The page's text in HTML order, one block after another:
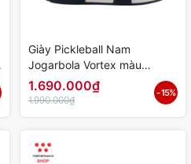
Giày Pickleball Nam
Jogarbola Vortex màu
"Navy/Yellow" JG-VORTEX-
04 - Hàng Chính Hãng
1.690.000₫
1.990.000₫
- 15%